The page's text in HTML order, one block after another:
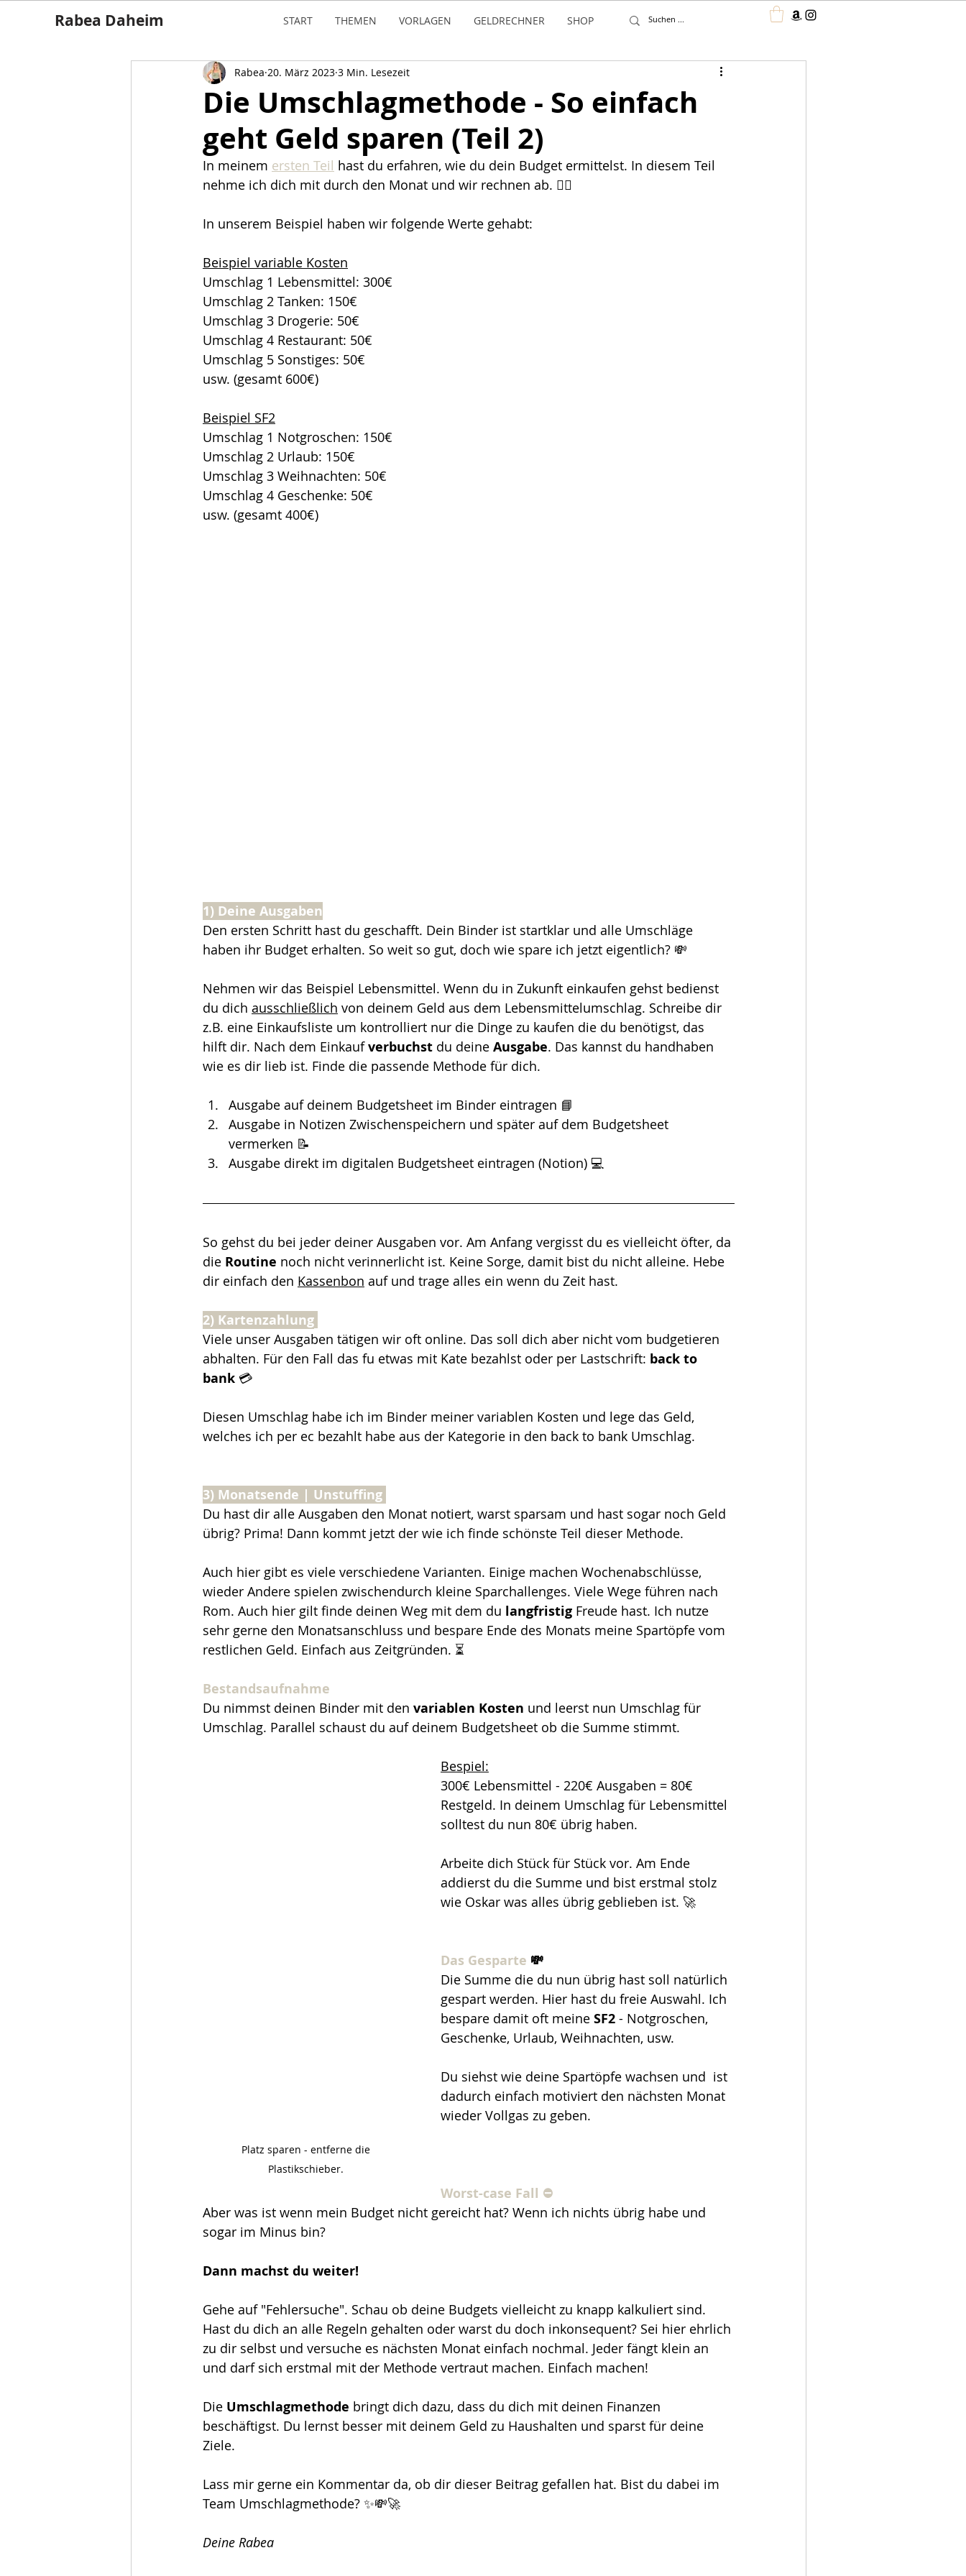
Rabea Daheim START THEMEN VORLAGEN GELDRECHNER SHOP
Die Umschlagmethode - So einfach
geht Geld sparen (Teil 2)
Rabea 20. März 2023 3 Min. Lesezeit
In meinem ersten Teil hast du erfahren, wie du dein Budget ermittelst. In diesem Teil
nehme ich dich mit durch den Monat und wir rechnen ab. ✍🏼
In unserem Beispiel haben wir folgende Werte gehabt:
Beispiel variable Kosten
Umschlag 1 Lebensmittel: 300€
Umschlag 2 Tanken: 150€
Umschlag 3 Drogerie: 50€
Umschlag 4 Restaurant: 50€
Umschlag 5 Sonstiges: 50€
usw. (gesamt 600€)
Beispiel SF2
Umschlag 1 Notgroschen: 150€
Umschlag 2 Urlaub: 150€
Umschlag 3 Weihnachten: 50€
Umschlag 4 Geschenke: 50€
usw. (gesamt 400€)
1) Deine Ausgaben
Den ersten Schritt hast du geschafft. Dein Binder ist startklar und alle Umschläge
haben ihr Budget erhalten. So weit so gut, doch wie spare ich jetzt eigentlich? 💸
Nehmen wir das Beispiel Lebensmittel. Wenn du in Zukunft einkaufen gehst bedienst
du dich ausschließlich von deinem Geld aus dem Lebensmittelumschlag. Schreibe dir
z.B. eine Einkaufsliste um kontrolliert nur die Dinge zu kaufen die du benötigst, das
hilft dir. Nach dem Einkauf verbuchst du deine Ausgabe. Das kannst du handhaben
wie es dir lieb ist. Finde die passende Methode für dich.
Ausgabe auf deinem Budgetsheet im Binder eintragen 📘
Ausgabe in Notizen Zwischenspeichern und später auf dem Budgetsheet
vermerken 📝
Ausgabe direkt im digitalen Budgetsheet eintragen (Notion) 💻
So gehst du bei jeder deiner Ausgaben vor. Am Anfang vergisst du es vielleicht öfter, da
die Routine noch nicht verinnerlicht ist. Keine Sorge, damit bist du nicht alleine. Hebe
dir einfach den Kassenbon auf und trage alles ein wenn du Zeit hast.
2) Kartenzahlung
Viele unser Ausgaben tätigen wir oft online. Das soll dich aber nicht vom budgetieren
abhalten. Für den Fall das fu etwas mit Kate bezahlst oder per Lastschrift: back to
bank 💳
Diesen Umschlag habe ich im Binder meiner variablen Kosten und lege das Geld,
welches ich per ec bezahlt habe aus der Kategorie in den back to bank Umschlag.
3) Monatsende | Unstuffing
Du hast dir alle Ausgaben den Monat notiert, warst sparsam und hast sogar noch Geld
übrig? Prima! Dann kommt jetzt der wie ich finde schönste Teil dieser Methode.
Auch hier gibt es viele verschiedene Varianten. Einige machen Wochenabschlüsse,
wieder Andere spielen zwischendurch kleine Sparchallenges. Viele Wege führen nach
Rom. Auch hier gilt finde deinen Weg mit dem du langfristig Freude hast. Ich nutze
sehr gerne den Monatsanschluss und bespare Ende des Monats meine Spartöpfe vom
restlichen Geld. Einfach aus Zeitgründen. ⏳
Bestandsaufnahme
Du nimmst deinen Binder mit den variablen Kosten und leerst nun Umschlag für
Umschlag. Parallel schaust du auf deinem Budgetsheet ob die Summe stimmt.
Platz sparen - entferne die
Plastikschieber.
Bespiel:
300€ Lebensmittel - 220€ Ausgaben = 80€
Restgeld. In deinem Umschlag für Lebensmittel
solltest du nun 80€ übrig haben.
Arbeite dich Stück für Stück vor. Am Ende
addierst du die Summe und bist erstmal stolz
wie Oskar was alles übrig geblieben ist. 🚀
Das Gesparte 💸
Die Summe die du nun übrig hast soll natürlich
gespart werden. Hier hast du freie Auswahl. Ich
bespare damit oft meine SF2 - Notgroschen,
Geschenke, Urlaub, Weihnachten, usw.
Du siehst wie deine Spartöpfe wachsen und  ist
dadurch einfach motiviert den nächsten Monat
wieder Vollgas zu geben.
Worst-case Fall ⛔️
Aber was ist wenn mein Budget nicht gereicht hat? Wenn ich nichts übrig habe und
sogar im Minus bin?
Dann machst du weiter!
Gehe auf "Fehlersuche". Schau ob deine Budgets vielleicht zu knapp kalkuliert sind.
Hast du dich an alle Regeln gehalten oder warst du doch inkonsequent? Sei hier ehrlich
zu dir selbst und versuche es nächsten Monat einfach nochmal. Jeder fängt klein an
und darf sich erstmal mit der Methode vertraut machen. Einfach machen!
Die Umschlagmethode bringt dich dazu, dass du dich mit deinen Finanzen
beschäftigst. Du lernst besser mit deinem Geld zu Haushalten und sparst für deine
Ziele.
Lass mir gerne ein Kommentar da, ob dir dieser Beitrag gefallen hat. Bist du dabei im
Team Umschlagmethode? ✨💸🚀
Deine Rabea